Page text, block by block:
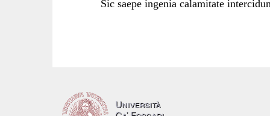
Sic saepe ingenia calamitate
Università